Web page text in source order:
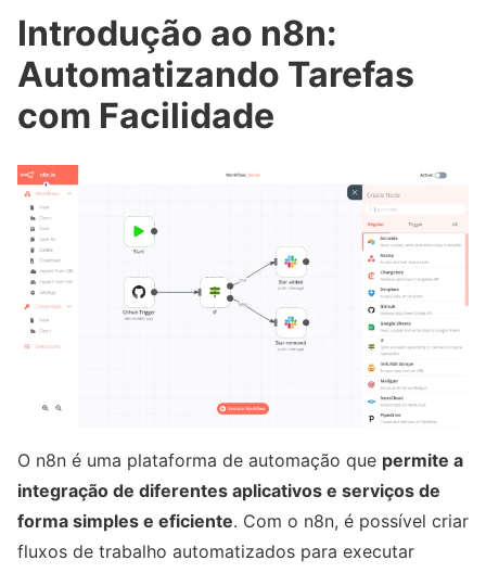
Introdução ao n8n:
Automatizando Tarefas
com Facilidade
O n8n é uma plataforma de automação que permite a
integração de diferentes aplicativos e serviços de
forma simples e eficiente. Com o n8n, é possível criar
fluxos de trabalho automatizados para executar